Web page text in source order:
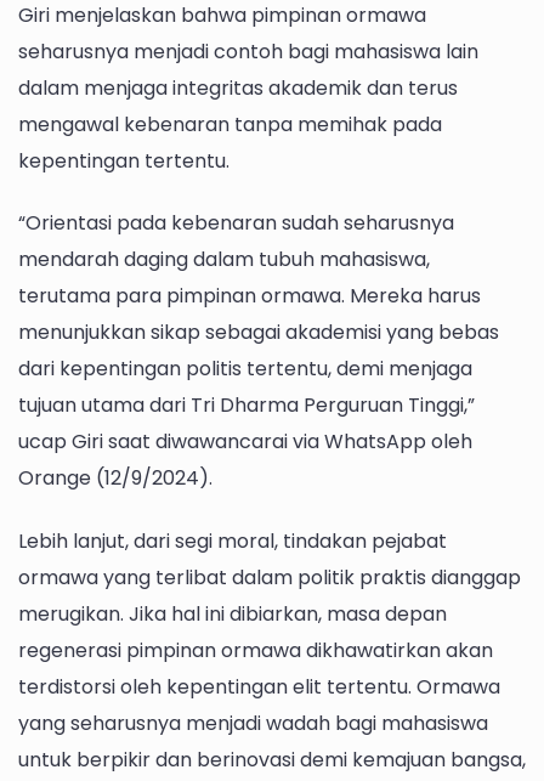
Giri menjelaskan bahwa pimpinan ormawa
seharusnya menjadi contoh bagi mahasiswa lain
dalam menjaga integritas akademik dan terus
mengawal kebenaran tanpa memihak pada
kepentingan tertentu.
“Orientasi pada kebenaran sudah seharusnya
mendarah daging dalam tubuh mahasiswa,
terutama para pimpinan ormawa. Mereka harus
menunjukkan sikap sebagai akademisi yang bebas
dari kepentingan politis tertentu, demi menjaga
tujuan utama dari Tri Dharma Perguruan Tinggi,”
ucap Giri saat diwawancarai via WhatsApp oleh
Orange (12/9/2024).
Lebih lanjut, dari segi moral, tindakan pejabat
ormawa yang terlibat dalam politik praktis dianggap
merugikan. Jika hal ini dibiarkan, masa depan
regenerasi pimpinan ormawa dikhawatirkan akan
terdistorsi oleh kepentingan elit tertentu. Ormawa
yang seharusnya menjadi wadah bagi mahasiswa
untuk berpikir dan berinovasi demi kemajuan bangsa,